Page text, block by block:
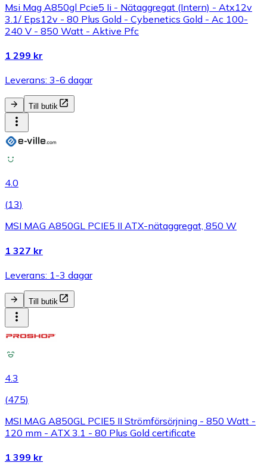
Msi Mag A850gl Pcie5 Ii - Nätaggregat (Intern) - Atx12v
3.1/ Eps12v - 80 Plus Gold - Cybenetics Gold - Ac 100-
240 V - 850 Watt - Aktive Pfc
1 299 kr
Leverans: 3-6 dagar
Till butik
4.0
(13)
MSI MAG A850GL PCIE5 II ATX-nätaggregat, 850 W
1 327 kr
Leverans: 1-3 dagar
Till butik
4.3
(475)
MSI MAG A850GL PCIE5 II Strömförsörjning - 850 Watt -
120 mm - ATX 3.1 - 80 Plus Gold certificate
1 399 kr